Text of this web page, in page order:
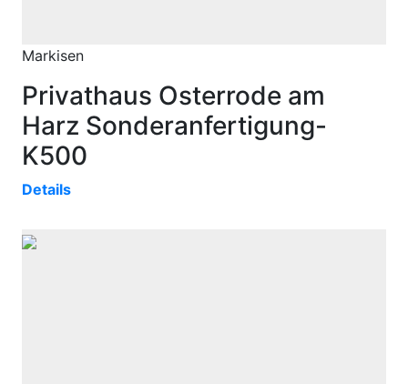
Markisen
Privathaus Osterrode am
Harz Sonderanfertigung-
K500
Details